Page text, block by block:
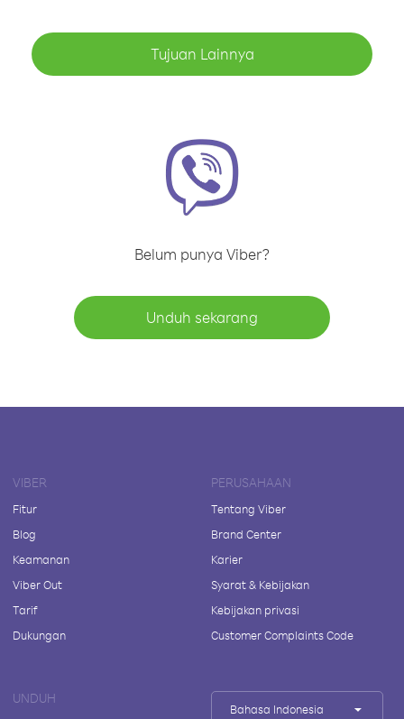
Tujuan Lainnya
Belum punya Viber?
Unduh sekarang
VIBER
Fitur
Blog
Keamanan
Viber Out
Tarif
Dukungan
PERUSAHAAN
Tentang Viber
Brand Center
Karier
Syarat & Kebijakan
Kebijakan privasi
Customer Complaints Code
UNDUH
Bahasa Indonesia